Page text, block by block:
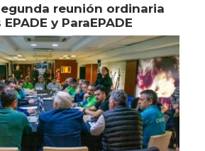
reunión ordinaria
y ParaEPADE